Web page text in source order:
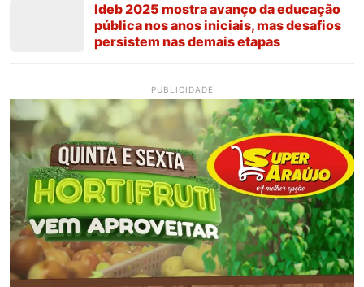
Ideb 2025 mostra avanço da educação
pública nos anos iniciais, mas desafios
persistem nas demais etapas
PUBLICIDADE